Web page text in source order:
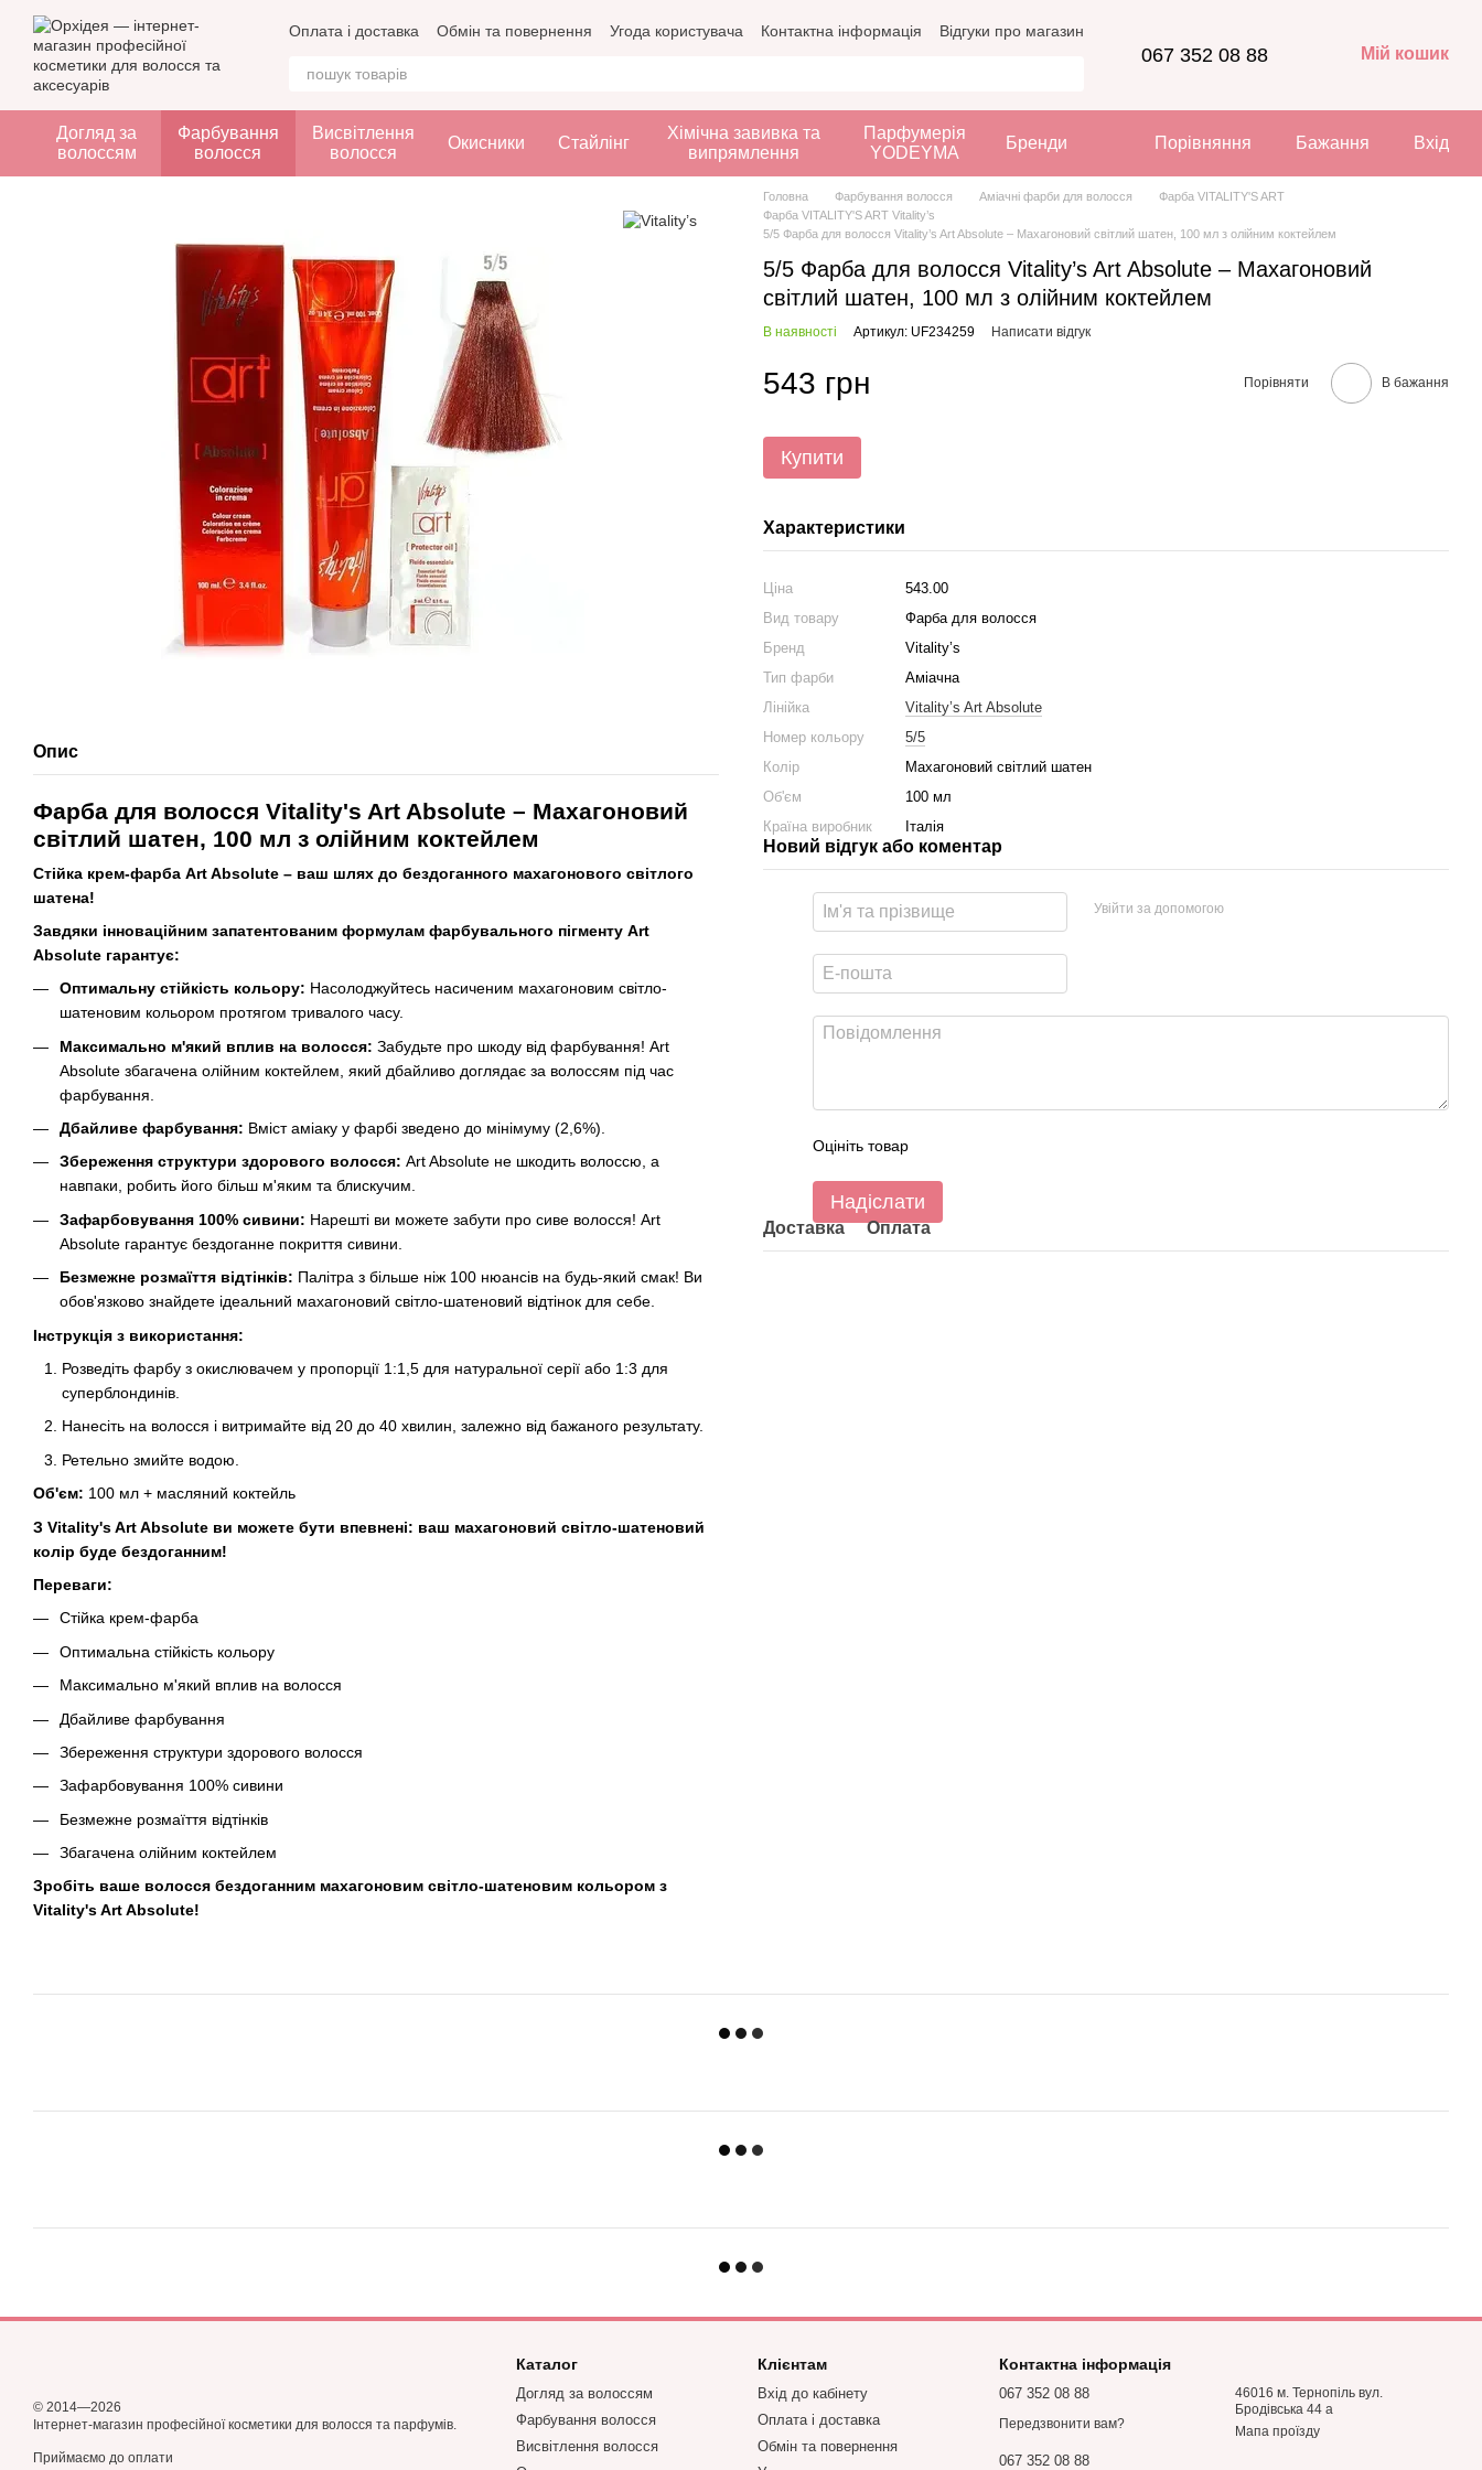
Перейти до основного контенту
Оплата і доставка Обмін та повернення Угода користувача Контактна інформація Відгуки про магазин
067 352 08 88 Мій кошик
Догляд за
волоссям
Фарбування
волосся
Висвітлення
волосся
Окисники Стайлінг
Хімічна завивка та
випрямлення
Парфумерія
YODEYMA
Бренди Порівняння Бажання Вхід
Опис
Фарба для волосся Vitality's Art Absolute – Махагоновий
світлий шатен, 100 мл з олійним коктейлем
Стійка крем-фарба Art Absolute – ваш шлях до бездоганного махагонового світлого
шатена!
Завдяки інноваційним запатентованим формулам фарбувального пігменту Art
Absolute гарантує:
Оптимальну стійкість кольору: Насолоджуйтесь насиченим махагоновим світло-
шатеновим кольором протягом тривалого часу.
Максимально м'який вплив на волосся: Забудьте про шкоду від фарбування! Art
Absolute збагачена олійним коктейлем, який дбайливо доглядає за волоссям під час
фарбування.
Дбайливе фарбування: Вміст аміаку у фарбі зведено до мінімуму (2,6%).
Збереження структури здорового волосся: Art Absolute не шкодить волоссю, а
навпаки, робить його більш м'яким та блискучим.
Зафарбовування 100% сивини: Нарешті ви можете забути про сиве волосся! Art
Absolute гарантує бездоганне покриття сивини.
Безмежне розмаїття відтінків: Палітра з більше ніж 100 нюансів на будь-який смак! Ви
обов'язково знайдете ідеальний махагоновий світло-шатеновий відтінок для себе.
Інструкція з використання:
Розведіть фарбу з окислювачем у пропорції 1:1,5 для натуральної серії або 1:3 для
суперблондинів.
Нанесіть на волосся і витримайте від 20 до 40 хвилин, залежно від бажаного результату.
Ретельно змийте водою.
Об'єм: 100 мл + масляний коктейль
З Vitality's Art Absolute ви можете бути впевнені: ваш махагоновий світло-шатеновий
колір буде бездоганним!
Переваги:
Стійка крем-фарба
Оптимальна стійкість кольору
Максимально м'який вплив на волосся
Дбайливе фарбування
Збереження структури здорового волосся
Зафарбовування 100% сивини
Безмежне розмаїття відтінків
Збагачена олійним коктейлем
Зробіть ваше волосся бездоганним махагоновим світло-шатеновим кольором з
Vitality's Art Absolute!
Головна Фарбування волосся Аміачні фарби для волосся
Фарба VITALITY'S ART
Фарба VITALITY'S ART Vitality’s
5/5 Фарба для волосся Vitality’s Art Absolute – Махагоновий світлий шатен, 100 мл з олійним коктейлем
5/5 Фарба для волосся Vitality’s Art Absolute – Махагоновий
світлий шатен, 100 мл з олійним коктейлем
В наявності Артикул: UF234259 Написати відгук
543 грн Порівняти В бажання
Купити
Характеристики
Ціна
543.00
Вид товару
Фарба для волосся
Бренд
Vitality’s
Тип фарби
Аміачна
Лінійка
Vitality’s Art Absolute
Номер кольору
5/5
Колір
Махагоновий світлий шатен
Об'єм
100 мл
Країна виробник
Італія
Новий відгук або коментар
Увійти за допомогою
Оцініть товар
Надіслати
Доставка Оплата
© 2014—2026
Інтернет-магазин професійної косметики для волосся та парфумів.
Приймаємо до оплати
Каталог
Догляд за волоссям
Фарбування волосся
Висвітлення волосся
Клієнтам
Вхід до кабінету
Оплата і доставка
Обмін та повернення
Контактна інформація
067 352 08 88
Передзвонити вам?
067 352 08 88
46016 м. Тернопіль вул.
Бродівська 44 а
Мапа проїзду